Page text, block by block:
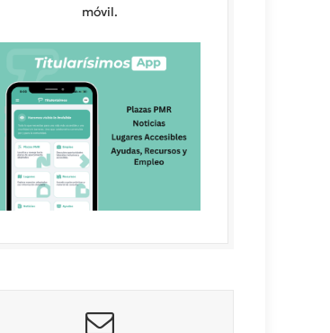
móvil.